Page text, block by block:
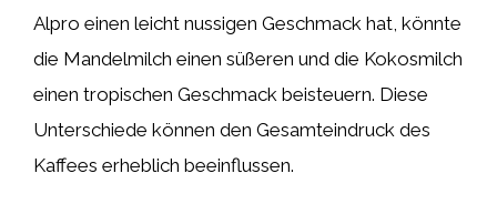
Alpro einen leicht nussigen Geschmack hat, könnte
die Mandelmilch einen süßeren und die Kokosmilch
einen tropischen Geschmack beisteuern. Diese
Unterschiede können den Gesamteindruck des
Kaffees erheblich beeinflussen.